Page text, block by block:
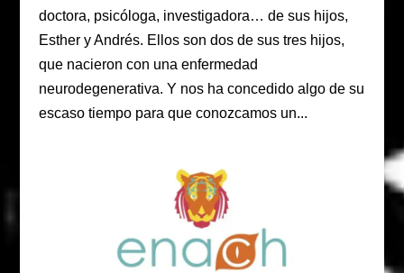
doctora, psicóloga, investigadora… de sus hijos,
Esther y Andrés. Ellos son dos de sus tres hijos,
que nacieron con una enfermedad
neurodegenerativa. Y nos ha concedido algo de su
escaso tiempo para que conozcamos un...